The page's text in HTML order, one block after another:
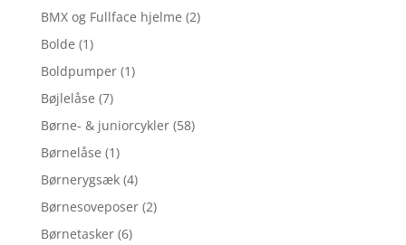
BMX og Fullface hjelme (2)
Bolde (1)
Boldpumper (1)
Bøjlelåse (7)
Børne- & juniorcykler (58)
Børnelåse (1)
Børnerygsæk (4)
Børnesoveposer (2)
Børnetasker (6)